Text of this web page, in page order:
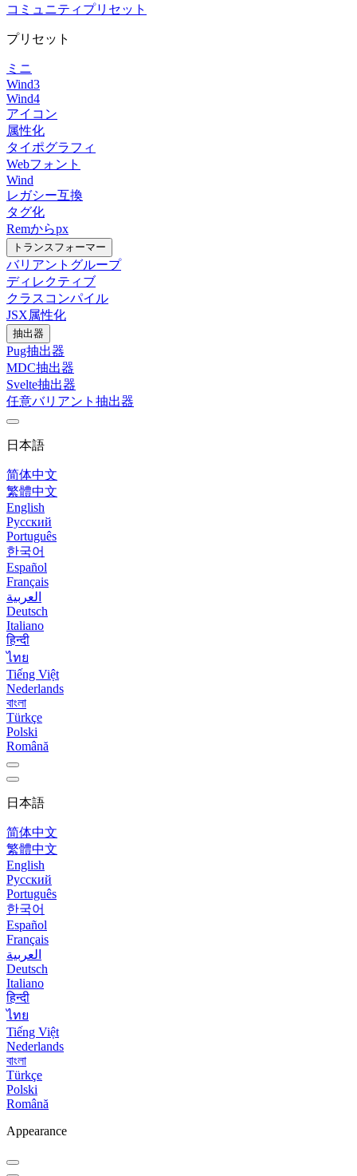
コミュニティプリセット
プリセット
ミニ
Wind3
Wind4
アイコン
属性化
タイポグラフィ
Webフォント
Wind
レガシー互換
タグ化
Remからpx
トランスフォーマー
バリアントグループ
ディレクティブ
クラスコンパイル
JSX属性化
抽出器
Pug抽出器
MDC抽出器
Svelte抽出器
任意バリアント抽出器
日本語
简体中文
繁體中文
English
Русский
Português
한국어
Español
Français
العربية
Deutsch
Italiano
हिन्दी
ไทย
Tiếng Việt
Nederlands
বাংলা
Türkçe
Polski
Română
日本語
简体中文
繁體中文
English
Русский
Português
한국어
Español
Français
العربية
Deutsch
Italiano
हिन्दी
ไทย
Tiếng Việt
Nederlands
বাংলা
Türkçe
Polski
Română
Appearance